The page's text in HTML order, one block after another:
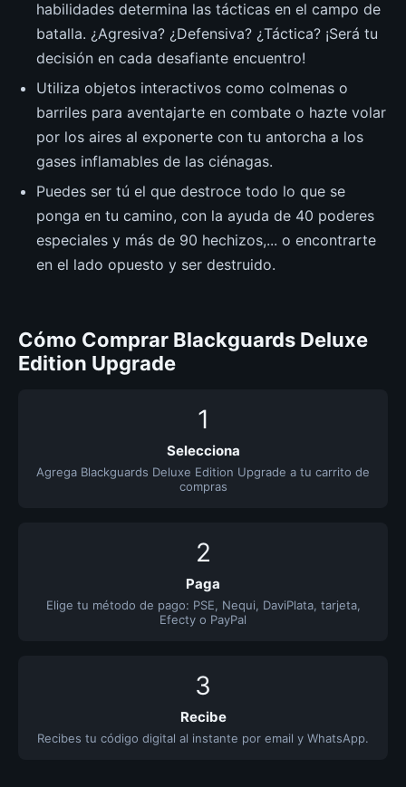
habilidades determina las tácticas en el campo de
batalla. ¿Agresiva? ¿Defensiva? ¿Táctica? ¡Será tu
decisión en cada desafiante encuentro!
Utiliza objetos interactivos como colmenas o
barriles para aventajarte en combate o hazte volar
por los aires al exponerte con tu antorcha a los
gases inflamables de las ciénagas.
Puedes ser tú el que destroce todo lo que se
ponga en tu camino, con la ayuda de 40 poderes
especiales y más de 90 hechizos,... o encontrarte
en el lado opuesto y ser destruido.
Cómo Comprar Blackguards Deluxe
Edition Upgrade
1
Selecciona
Agrega Blackguards Deluxe Edition Upgrade a tu carrito de
compras
2
Paga
Elige tu método de pago: PSE, Nequi, DaviPlata, tarjeta,
Efecty o PayPal
3
Recibe
Recibes tu código digital al instante por email y WhatsApp.